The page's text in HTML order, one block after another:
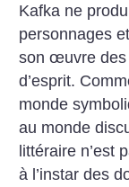
Kafka ne
personnages
son œuvre des
d’esprit.
monde
au monde
littéraire n’est
à l’instar des